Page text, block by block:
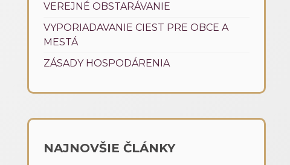
VEREJNÉ OBSTARÁVANIE
VYPORIADAVANIE CIEST PRE OBCE A
MESTÁ
ZÁSADY HOSPODÁRENIA
NAJNOVŠIE ČLÁNKY